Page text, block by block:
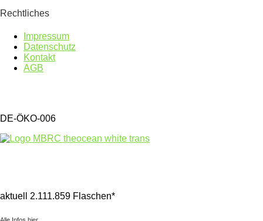
Rechtliches
Impressum
Datenschutz
Kontakt
AGB
DE-ÖKO-006
aktuell 2.111.859 Flaschen*